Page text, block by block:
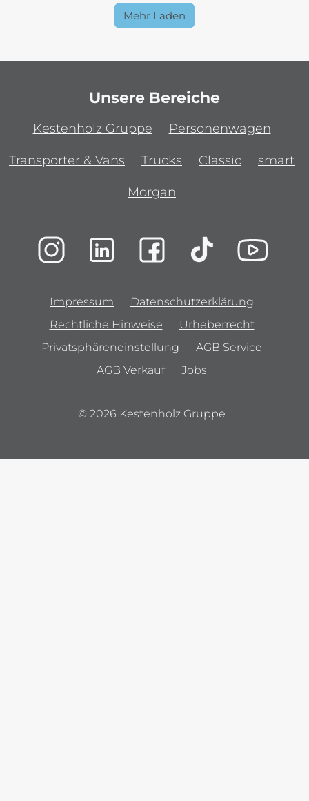
Mehr Laden
Unsere Bereiche
Kestenholz Gruppe Personenwagen
Transporter & Vans Trucks Classic smart
Morgan
Impressum
Datenschutzerklärung
Rechtliche Hinweise
Urheberrecht
Privatsphäreneinstellung
AGB Service
AGB Verkauf
Jobs
© 2026 Kestenholz Gruppe